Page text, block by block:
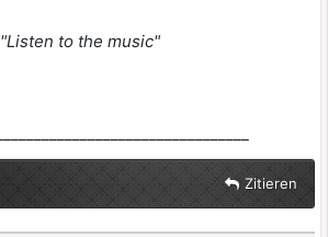
"Listen to the music"
Zitieren